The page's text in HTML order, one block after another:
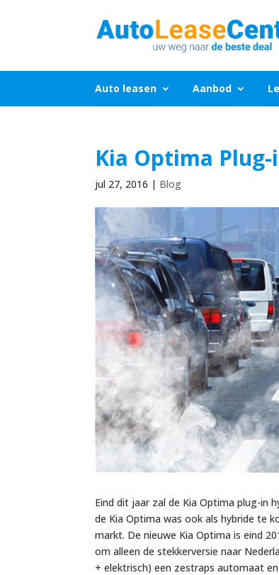
Auto leasen Aanbod
Kia Optima
jul 27, 2016 | Blog
Eind dit jaar zal de Kia Optima plug-in
de Kia Optima was ook als hybride te
markt. De nieuwe Kia Optima is eind
om alleen de stekkerversie naar
+ elektrisch) een zestraps automaat